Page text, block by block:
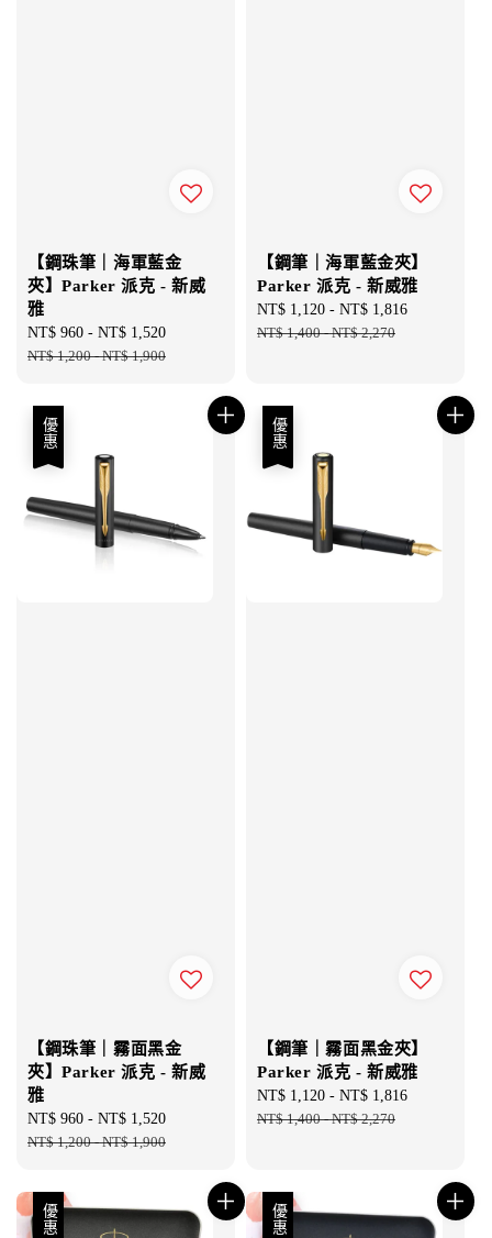
【鋼珠筆｜海軍藍金
夾】Parker 派克 - 新威
雅
Sale
price
NT$ 960 - NT$ 1,520
NT$ 1,200-NT$ 1,900
【鋼筆｜海軍藍金夾】
Parker 派克 - 新威雅
Sale
price
NT$ 1,120 - NT$ 1,816
NT$ 1,400-NT$ 2,270
優惠
【鋼珠筆｜霧面黑金
夾】Parker 派克 - 新威
雅
Sale
price
NT$ 960 - NT$ 1,520
NT$ 1,200-NT$ 1,900
優惠
【鋼筆｜霧面黑金夾】
Parker 派克 - 新威雅
Sale
price
NT$ 1,120 - NT$ 1,816
NT$ 1,400-NT$ 2,270
優惠 優惠